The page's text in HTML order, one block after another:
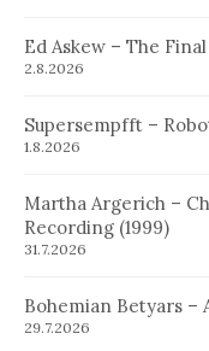
Ed Askew – The
2.8.2026
Supersempfft –
1.8.2026
Martha Argerich –
Recording (1999)
31.7.2026
Bohemian Betyars –
29.7.2026